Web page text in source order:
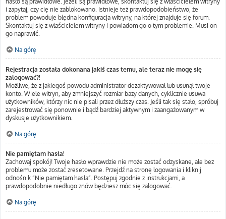
i zapytaj, czy cię nie zablokowano. Istnieje też prawdopodobieństwo, że
problem powoduje błędna konfiguracja witryny, na której znajduje się forum.
Skontaktuj się z właścicielem witryny i powiadom go o tym problemie. Musi on
go naprawić.
Na górę
Rejestracja została dokonana jakiś czas temu, ale teraz nie mogę się
zalogować?!
Możliwe, że z jakiegoś powodu administrator dezaktywował lub usunął twoje
konto. Wiele witryn, aby zmniejszyć rozmiar bazy danych, cyklicznie usuwa
użytkowników, którzy nic nie pisali przez dłuższy czas. Jeśli tak się stało, spróbuj
zarejestrować się ponownie i bądź bardziej aktywnym i zaangażowanym w
dyskusje użytkownikiem.
Na górę
Nie pamiętam hasła!
Zachowaj spokój! Twoje hasło wprawdzie nie może zostać odzyskane, ale bez
problemu może zostać zresetowane. Przejdź na stronę logowania i kliknij
odnośnik “Nie pamiętam hasła”. Postępuj zgodnie z instrukcjami, a
prawdopodobnie niedługo znów będziesz móc się zalogować.
Na górę